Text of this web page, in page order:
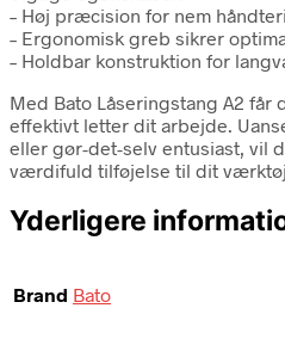
– Høj præcision for nem
– Ergonomisk greb sikrer
– Holdbar konstruktion for
Med Bato Låseringstang A2
effektivt letter dit arbejde.
eller gør-det-selv entusiast, vil
værdifuld tilføjelse til dit
Yderligere
Brand Bato